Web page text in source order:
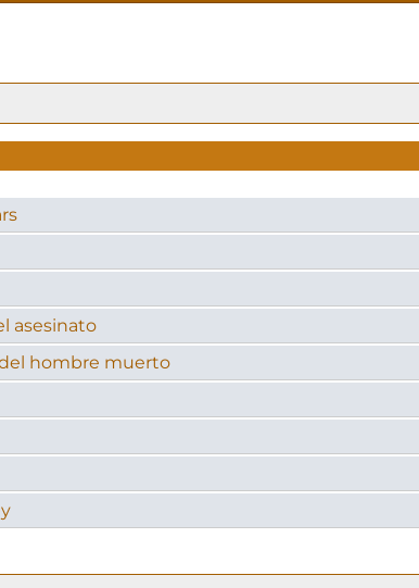
asesinato
del hombre muerto